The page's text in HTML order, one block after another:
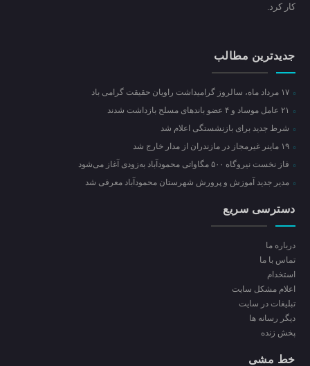
کار کرد.
جدیدترین مطالب
۱۷ مرداد ماه، سالروز گرامیداشت راویان حقیقت گرامی باد
شرط جدید برای بازنشستگی اعلام شد
۱۹ ماینر غیرمجاز در مازندران از مدار خارج شد
فاز نخست نیروگاه ۵۰۰ مگاواتی محمودآباد به‌زودی آغاز می‌شود
مدیر جدید آموزش و پرورش شهرستان محمودآباد معرفی شد
دسترسی سریع
درباره ما
تماس با ما
استخدام
اعلام مشکل سایت
تبلیغات در سایت
ديگر رسانه ها
پخش زنده
خط مشی